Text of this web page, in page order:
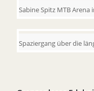
Sabine Spitz MTB Arena
Spaziergang über die